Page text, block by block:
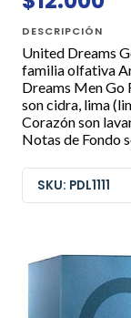
DESCRIPCIÓN
United Dreams
familia olfativa
Dreams Men Go
son cidra, lima
Corazón son
Notas de Fondo
SKU: PDL1111